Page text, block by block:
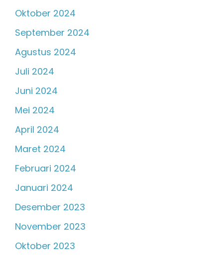
Oktober 2024
September 2024
Agustus 2024
Juli 2024
Juni 2024
Mei 2024
April 2024
Maret 2024
Februari 2024
Januari 2024
Desember 2023
November 2023
Oktober 2023